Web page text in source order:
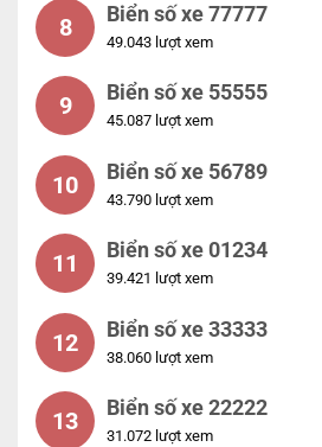
8 Biển số xe 77777
49.043 lượt xem
9 Biển số xe 55555
45.087 lượt xem
10 Biển số xe 56789
43.790 lượt xem
11 Biển số xe 01234
39.421 lượt xem
12 Biển số xe 33333
38.060 lượt xem
13 Biển số xe 22222
31.072 lượt xem